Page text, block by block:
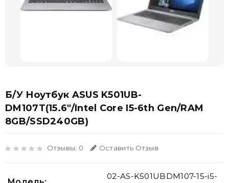
Б/У Ноутбук ASUS K501UB-
DM107T(15.6"/Intel Core I5-6th Gen/RAM
8GB/SSD240GB)
Отзывы: 0 Оставить Отзыв
02-AS-K501UBDM107-15-i5-